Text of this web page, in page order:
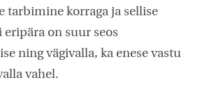
tarbimine korraga ja sellise
on suur seos
ning vägivalla, ka enese vastu
vahel.